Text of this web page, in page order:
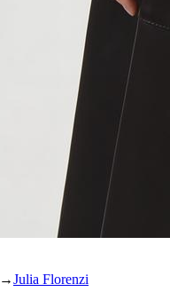
Julia Florenzi